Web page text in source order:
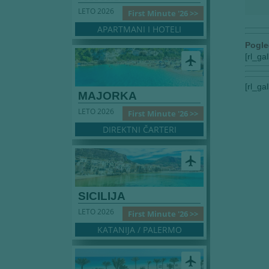
First Minute '26 >>
LETO 2026
APARTMANI I HOTELI
airplanemode_active
MAJORKA
First Minute '26 >>
LETO 2026
DIREKTNI ČARTERI
airplanemode_active
SICILIJA
First Minute '26 >>
LETO 2026
KATANIJA / PALERMO
airplanemode_active